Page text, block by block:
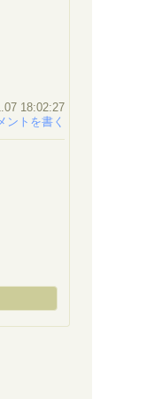
18:02:27
ントを書く